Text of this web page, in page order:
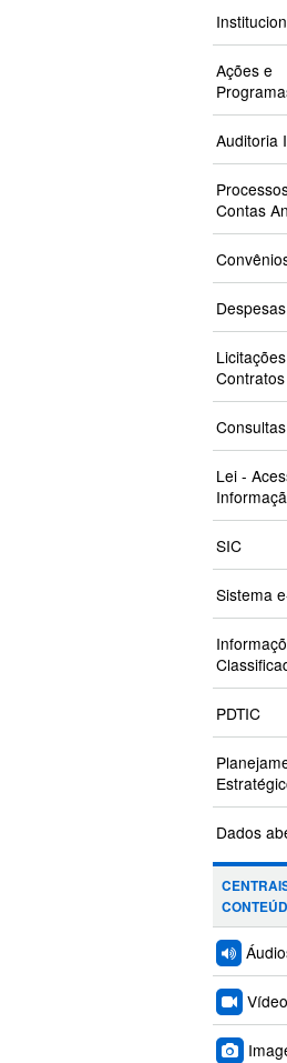
Ações e
Auditoria
Contas
Despesas
Contratos
Lei -
SIC
Sistema
PDTIC
Dados